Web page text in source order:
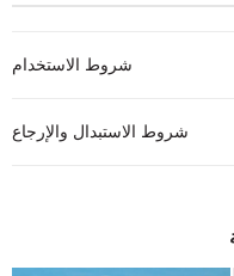
شروط الاستخدام
شروط الاستبدال والإرجاع